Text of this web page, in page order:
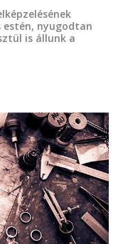
estén, nyugodtan
is állunk a